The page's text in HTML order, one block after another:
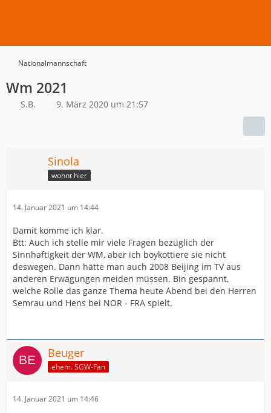
Nationalmannschaft
Wm 2021
S.B. 9. März 2020 um 21:57
Sinola
wohnt hier
14. Januar 2021 um 14:44
Damit komme ich klar.
Btt: Auch ich stelle mir viele Fragen bezüglich der
Sinnhaftigkeit der WM, aber ich boykottiere sie nicht
deswegen. Dann hätte man auch 2008 Beijing im TV aus
anderen Erwägungen meiden müssen. Bin gespannt,
welche Rolle das ganze Thema heute Abend bei den Herren
Semrau und Hens bei NOR - FRA spielt.
Beuger
ehem. SGW-Fan
14. Januar 2021 um 14:46